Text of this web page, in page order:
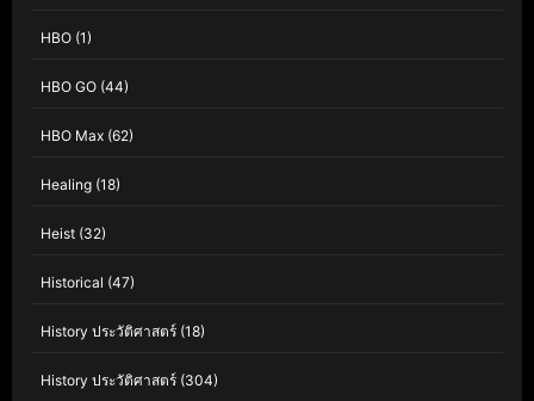
HBO (1)
HBO GO (44)
HBO Max (62)
Healing (18)
Heist (32)
Historical (47)
History ประวัติศาสตร์ (18)
History ประวัติศาสตร์ (304)